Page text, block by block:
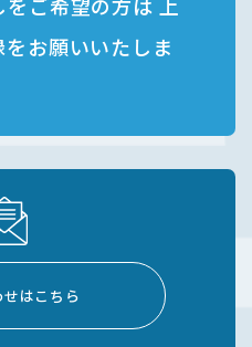
する情報
集する情報
利用中の端末から収集しま
かわる利用者情報の具体的な
ご希望の方は 上
お願いいたしま
はこちら